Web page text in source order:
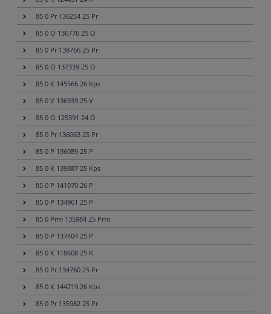
85 0 Pr 136254 25 Pr
85 0 O 136776 25 O
85 0 Pr 138766 25 Pr
85 0 O 137339 25 O
85 0 K 145566 26 Kps
85 0 V 136939 25 V
85 0 O 125391 24 O
85 0 Pr 136063 25 Pr
85 0 P 136089 25 P
85 0 K 139887 25 Kps
85 0 P 141070 26 P
85 0 P 134961 25 P
85 0 Prm 135984 25 Prm
85 0 P 137404 25 P
85 0 K 118608 25 K
85 0 Pr 134760 25 Pr
85 0 K 144719 26 Kps
85 0 Pr 135982 25 Pr